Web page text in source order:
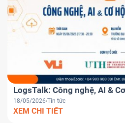
LogsTalk: Công nghệ, AI &
18/05/2026 Tin tức
XEM CHI TIẾT